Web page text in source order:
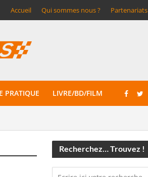
Accueil Qui sommes nous ? Partenariats
PRATIQUE LIVRE/BD/FILM
Recherchez… Trouvez !